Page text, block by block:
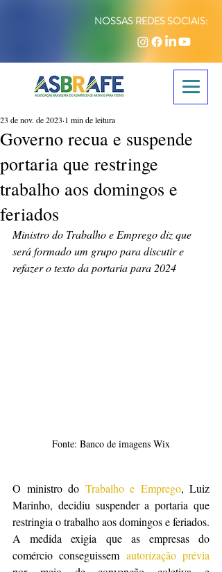
NOSSAS REDES SOCIAIS:
Governo recua e suspende
portaria que restringe
trabalho aos domingos e
feriados
23 de nov. de 2023 1 min de leitura
Ministro do Trabalho e Emprego diz que
será formado um grupo para discutir e
refazer o texto da portaria para 2024
Fonte: Banco de imagens Wix
O ministro do Trabalho e Emprego, Luiz
Marinho, decidiu suspender a portaria que
restringia o trabalho aos domingos e feriados.
A medida exigia que as empresas do
comércio conseguissem autorização prévia